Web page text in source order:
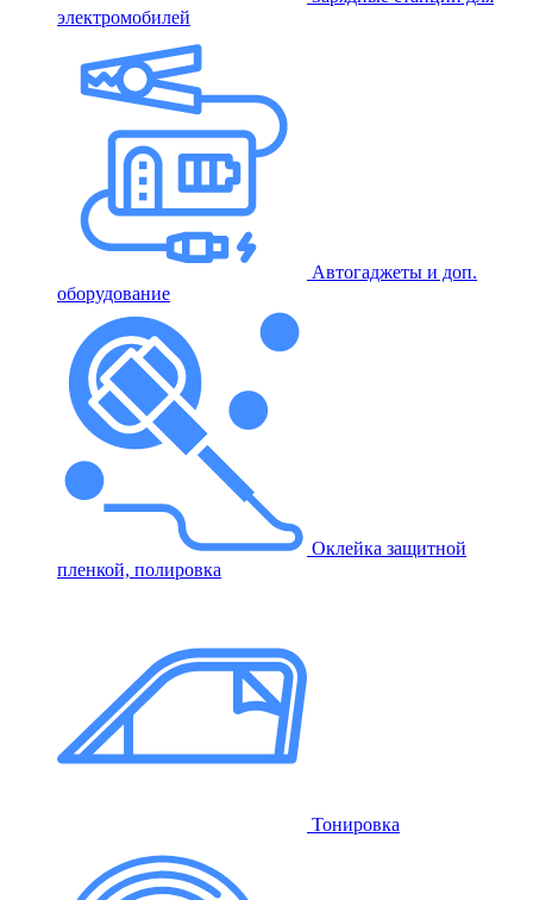
электромобилей
Автогаджеты и доп.
оборудование
Оклейка защитной
пленкой, полировка
Тонировка